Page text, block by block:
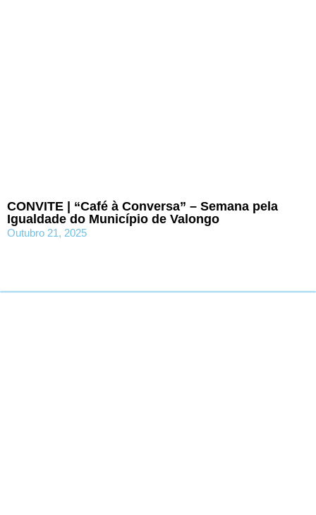
CONVITE | “Café à Conversa” – Semana pela
Igualdade do Município de Valongo
Outubro 21, 2025